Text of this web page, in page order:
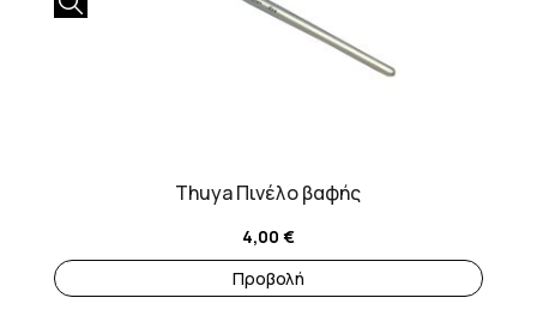
Thuya Πινέλο βαφής
4,00 €
Προβολή